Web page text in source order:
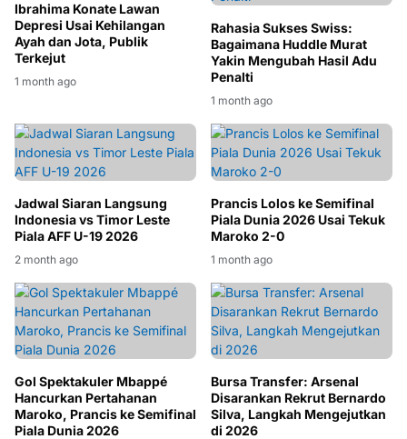
Ibrahima Konate Lawan
Depresi Usai Kehilangan
Ayah dan Jota, Publik
Terkejut
1 month ago
Rahasia Sukses Swiss:
Bagaimana Huddle Murat
Yakin Mengubah Hasil Adu
Penalti
1 month ago
Jadwal Siaran Langsung
Indonesia vs Timor Leste
Piala AFF U-19 2026
2 month ago
Prancis Lolos ke Semifinal
Piala Dunia 2026 Usai Tekuk
Maroko 2-0
1 month ago
Gol Spektakuler Mbappé
Hancurkan Pertahanan
Maroko, Prancis ke Semifinal
Piala Dunia 2026
Bursa Transfer: Arsenal
Disarankan Rekrut Bernardo
Silva, Langkah Mengejutkan
di 2026